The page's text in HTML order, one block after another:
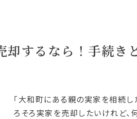
却するなら！手続き
「大和町にある親の実家を相続
ろそろ実家を売却したいけれど、